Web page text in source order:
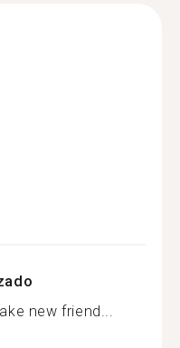
new friend...